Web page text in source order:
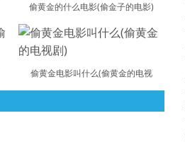
偷黄金的什么电影(偷金子的电影)
偷黄金电影叫什么(偷黄金的电视